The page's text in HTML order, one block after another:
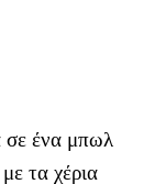
σε ένα μπωλ
τα χέρια